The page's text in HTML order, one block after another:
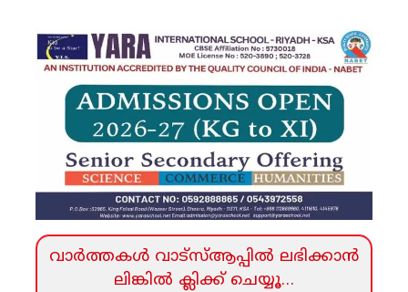
വാര്‍ത്തകള്‍ വാട്‌സ്‌ആപ്പില്‍ ലഭിക്കാന്‍
ലിങ്കില്‍ ക്ലിക്ക്‌ ചെയ്യൂ…